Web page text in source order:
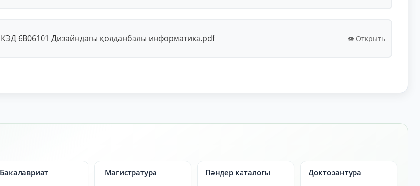
КЭД 6В06101 Дизайндағы қолданбалы информатика.pdf 👁️ Открыть
Бакалавриат Магистратура Пәндер каталогы Докторантура